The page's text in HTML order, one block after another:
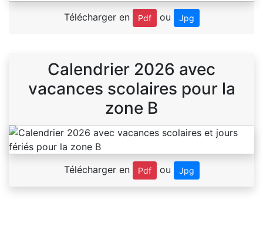
Télécharger en Pdf ou Jpg
Calendrier 2026 avec
vacances scolaires pour la
zone B
Télécharger en Pdf ou Jpg